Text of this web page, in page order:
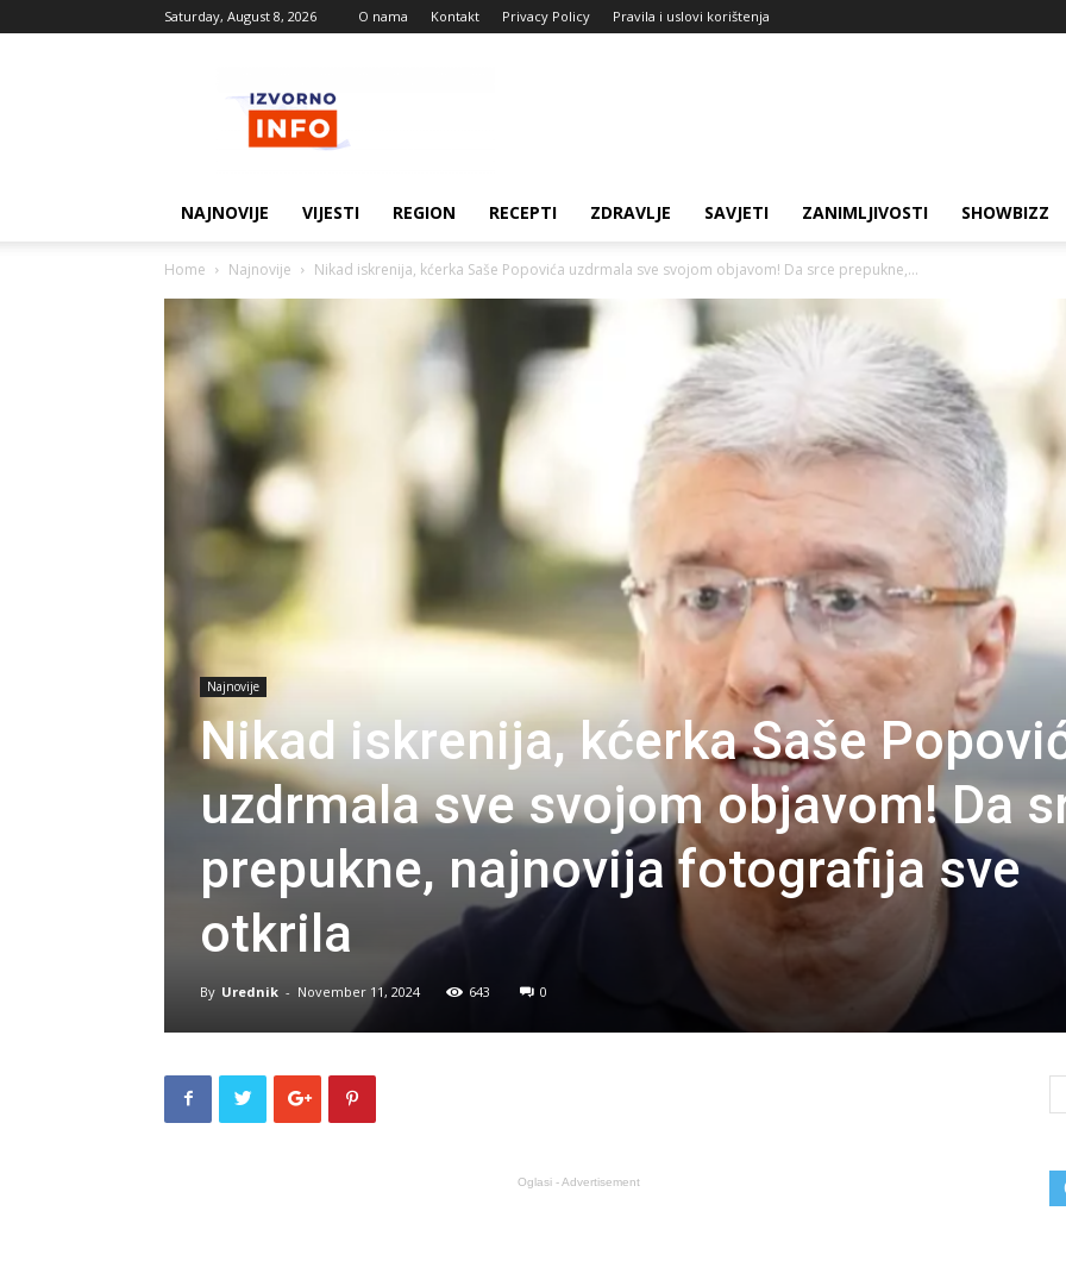
Saturday, August 8, 2026 O nama Kontakt Privacy Policy Pravila i uslovi korištenja
vijesti
NAJNOVIJE VIJESTI REGION RECEPTI ZDRAVLJE SAVJETI ZANIMLJIVOSTI SHOWBIZZ
Home Najnovije Nikad iskrenija, kćerka Saše Popovića uzdrmala sve svojom objavom! Da srce prepukne,...
Najnovije
Nikad iskrenija, kćerka Saše
uzdrmala sve svojom objavom! Da
prepukne, najnovija fotografija sve
otkrila
By Urednik - November 11, 2024 643 0
Oglasi - Advertisement